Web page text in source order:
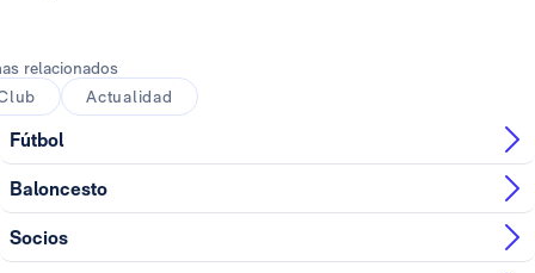
relacionados
Actualidad
Fútbol
Baloncesto
Socios